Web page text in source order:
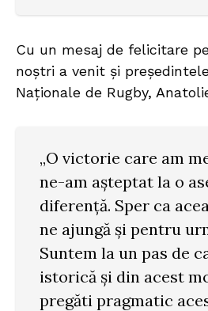
Cu un mesaj de felicitare
noștri a venit și
Naționale de Rugby,
„O victorie care am
ne-am așteptat la o
diferență. Sper ca
ne ajungă și pentru
Suntem la un pas de
istorică și din acest
pregăti pragmatic